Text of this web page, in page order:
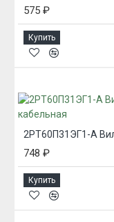
575 ₽
Купить
748 ₽
Купить